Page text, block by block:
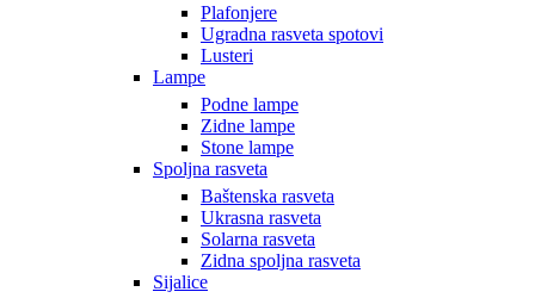
Plafonjere
Ugradna rasveta spotovi
Lusteri
Lampe
Podne lampe
Zidne lampe
Stone lampe
Spoljna rasveta
Baštenska rasveta
Ukrasna rasveta
Solarna rasveta
Zidna spoljna rasveta
Sijalice